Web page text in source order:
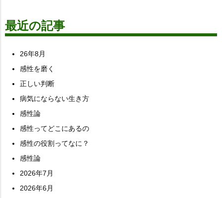
最近の記事
26年8月
感性を磨く
正しい判断
病気にならない生き方
感性論
感性ってどこにあるの
感性の役割ってなに？
感性論
2026年7月
2026年6月